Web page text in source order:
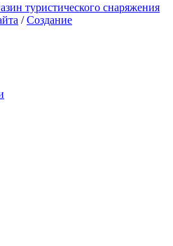
туристического снаряжения
/Создание